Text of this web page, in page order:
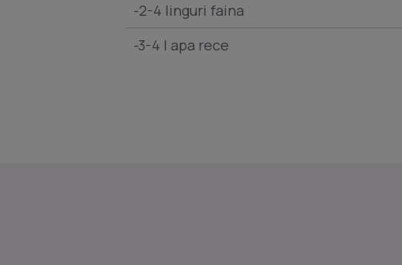
-2-4 linguri faina
-3-4 l apa rece